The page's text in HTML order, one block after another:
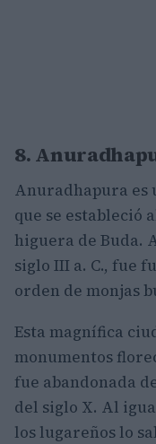
8.
Anuradhapura es
que se estableció
higuera de Buda.
siglo III a. C., fue
orden de monjas
Esta magnífica
monumentos
fue abandonada
del siglo X. Al
los lugareños lo